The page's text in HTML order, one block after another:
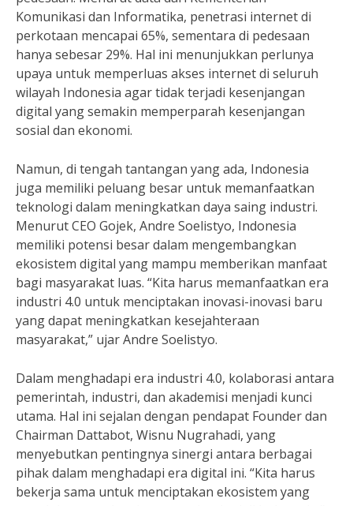
Komunikasi dan Informatika, penetrasi internet di
perkotaan mencapai 65%, sementara di pedesaan
hanya sebesar 29%. Hal ini menunjukkan perlunya
upaya untuk memperluas akses internet di seluruh
wilayah Indonesia agar tidak terjadi kesenjangan
digital yang semakin memperparah kesenjangan
sosial dan ekonomi.
Namun, di tengah tantangan yang ada, Indonesia
juga memiliki peluang besar untuk memanfaatkan
teknologi dalam meningkatkan daya saing industri.
Menurut CEO Gojek, Andre Soelistyo, Indonesia
memiliki potensi besar dalam mengembangkan
ekosistem digital yang mampu memberikan manfaat
bagi masyarakat luas. “Kita harus memanfaatkan era
industri 4.0 untuk menciptakan inovasi-inovasi baru
yang dapat meningkatkan kesejahteraan
masyarakat,” ujar Andre Soelistyo.
Dalam menghadapi era industri 4.0, kolaborasi antara
pemerintah, industri, dan akademisi menjadi kunci
utama. Hal ini sejalan dengan pendapat Founder dan
Chairman Dattabot, Wisnu Nugrahadi, yang
menyebutkan pentingnya sinergi antara berbagai
pihak dalam menghadapi era digital ini. “Kita harus
bekerja sama untuk menciptakan ekosistem yang